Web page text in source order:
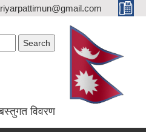
विवरण